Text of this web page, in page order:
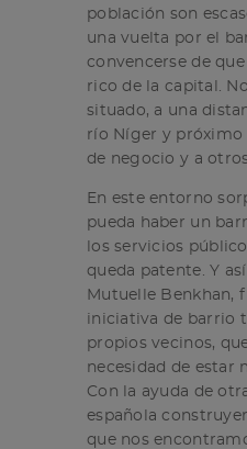
población son
una vuelta por el
convencerse de
rico de la capital.
situado, a una
río Níger y próximo
de negocio y a
En este entorno
pueda haber un
los servicios
queda patente. Y
Mutuelle Benkhan,
iniciativa de barrio
propios vecinos,
necesidad de estar
Con la ayuda de
española
que nos